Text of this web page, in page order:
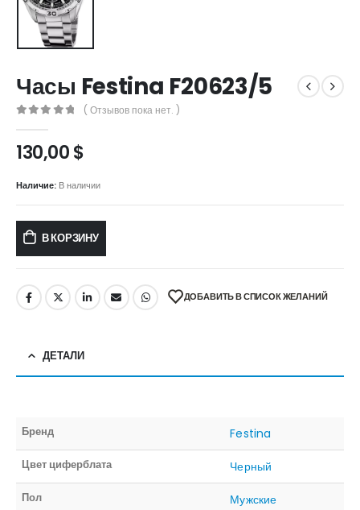
Часы Festina F20623/5
( Отзывов пока нет. )
130,00$
Наличие: В наличии
В КОРЗИНУ
ДОБАВИТЬ В СПИСОК ЖЕЛАНИЙ
ДЕТАЛИ
Бренд Festina
Цвет циферблата Черный
Пол Мужские